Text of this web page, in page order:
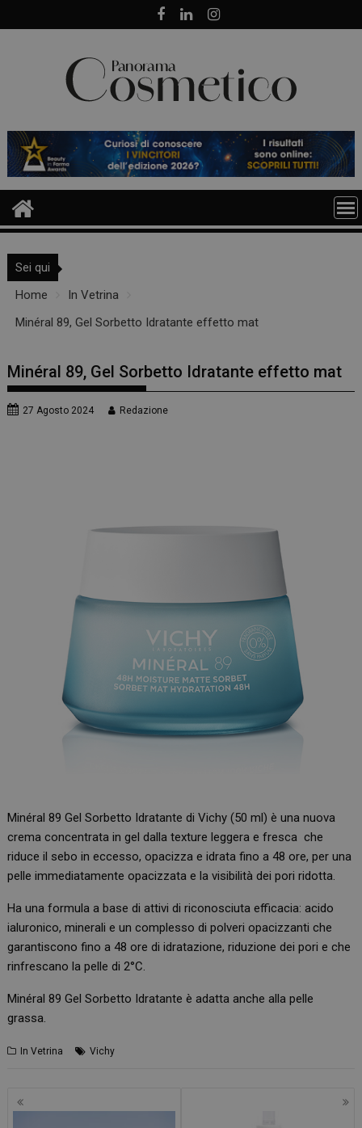
to
Sei qui
Home
In Vetrina
Minéral 89, Gel Sorbetto Idratante effetto mat
Minéral 89, Gel Sorbetto Idratante effetto mat
27 Agosto 2024 Redazione
Minéral 89 Gel Sorbetto Idratante di Vichy (50 ml) è una nuova
crema concentrata in gel dalla texture leggera e fresca che
riduce il sebo in eccesso, opacizza e idrata fino a 48 ore, per una
pelle immediatamente opacizzata e la visibilità dei pori ridotta.
Ha una formula a base di attivi di riconosciuta efficacia: acido
ialuronico, minerali e un complesso di polveri opacizzanti che
garantiscono fino a 48 ore di idratazione, riduzione dei pori e che
rinfrescano la pelle di 2°C.
Minéral 89 Gel Sorbetto Idratante è adatta anche alla pelle
grassa.
In Vetrina Vichy
Navigazione
articoli